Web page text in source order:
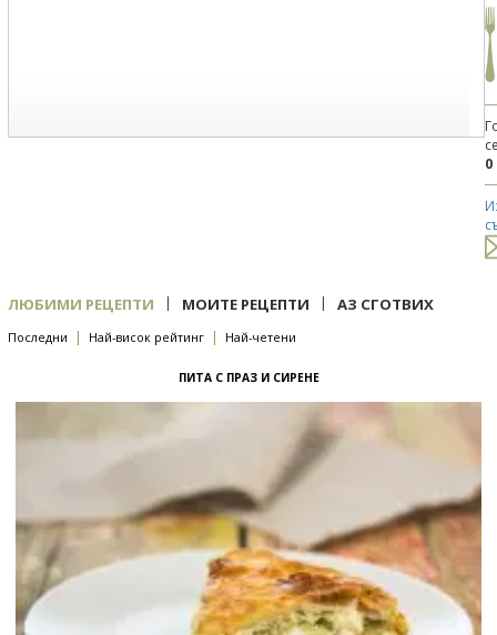
0
ЛЮБИМИ РЕЦЕПТИ | МОИТЕ РЕЦЕПТИ | АЗ СГОТВИХ
Последни | Най-висок рейтинг | Най-четени
ПИТА С ПРАЗ И СИРЕНЕ